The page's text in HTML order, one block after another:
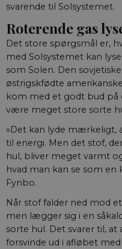
svarende til Solsystemet.
Roterende gas
Det store spørgsmål er,
med Solsystemet kan
som Solen. Den
østrigskfødte
kom med et godt bud på
være meget store sorte
»Det kan lyde mærkeligt,
til energi. Men det stof,
hul, bliver meget varmt
hvad man kan se som en
Fynbo.
Når stof falder ned mod
men lægger sig i en
sorte hul. Det svarer til, at
forsvinde ud i afløbet